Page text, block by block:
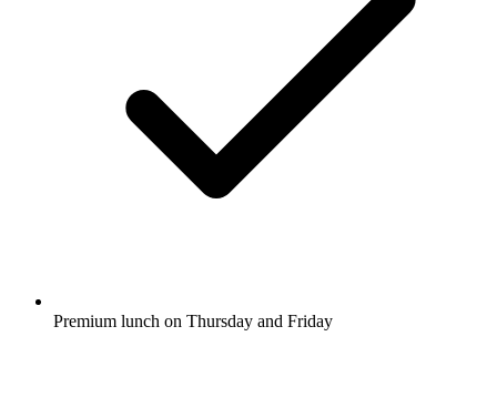
Premium lunch on Thursday and Friday